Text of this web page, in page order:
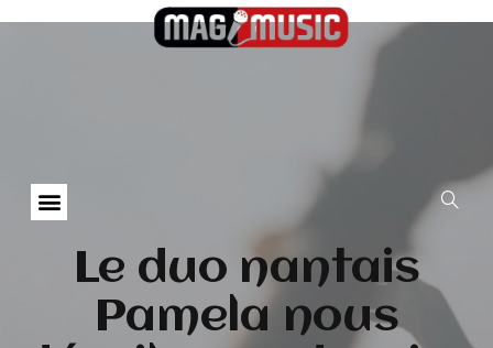
Le duo nantais
Pamela nous